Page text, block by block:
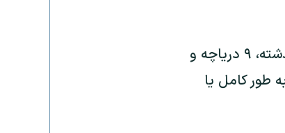
خشک شدن تالاب‌ها از دیگر تبعات بحران خشکسالی در ایران است؛ در تابستان گذشته، ۹ دریاچه و
طور کامل یا